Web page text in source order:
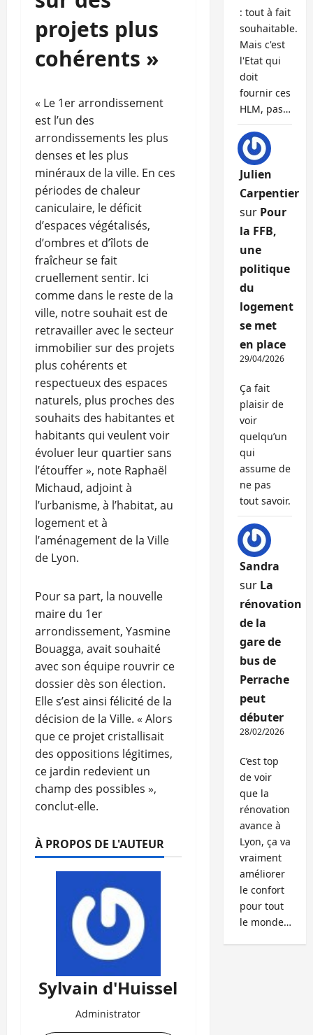
projets plus
cohérents »
« Le 1er arrondissement
est l’un des
arrondissements les plus
denses et les plus
minéraux de la ville. En ces
périodes de chaleur
caniculaire, le déficit
d’espaces végétalisés,
d’ombres et d’îlots de
fraîcheur se fait
cruellement sentir. Ici
comme dans le reste de la
ville, notre souhait est de
retravailler avec le secteur
immobilier sur des projets
plus cohérents et
respectueux des espaces
naturels, plus proches des
souhaits des habitantes et
habitants qui veulent voir
évoluer leur quartier sans
l’étouffer », note Raphaël
Michaud, adjoint à
l’urbanisme, à l’habitat, au
logement et à
l’aménagement de la Ville
de Lyon.
Pour sa part, la nouvelle
maire du 1er
arrondissement, Yasmine
Bouagga, avait souhaité
avec son équipe rouvrir ce
dossier dès son élection.
Elle s’est ainsi félicité de la
décision de la Ville. « Alors
que ce projet cristallisait
des oppositions légitimes,
ce jardin redevient un
champ des possibles »,
conclut-elle.
À PROPOS DE L'AUTEUR
Sylvain d'Huissel
Administrator
: tout à fait
souhaitable.
Mais c'est
l'Etat qui
doit
fournir ces
HLM, pas…
Julien
Carpentier
sur Pour
la FFB,
une
politique
du
logement
se met
en place
29/04/2026
Ça fait
plaisir de
voir
quelqu’un
qui
assume de
ne pas
tout savoir.
Sandra
sur La
rénovation
de la
gare de
bus de
Perrache
peut
débuter
28/02/2026
C’est top
de voir
que la
rénovation
avance à
Lyon, ça va
vraiment
améliorer
le confort
pour tout
le monde…